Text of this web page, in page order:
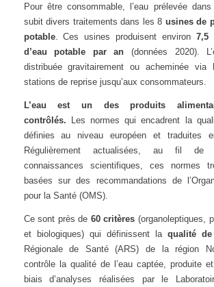
Pour être consommable, l’eau prélevée
subit divers traitements dans les 8 usines de
potable. Ces usines produisent environ 7,5
d’eau potable par an (données 2020).
distribuée gravitairement ou acheminée via
stations de reprise jusqu’aux consommateurs.
L’eau est un des produits
contrôlés. Les normes qui encadrent la
définies au niveau européen et traduites
Régulièrement actualisées, au fil de
connaissances scientifiques, ces normes
basées sur des recommandations de
pour la Santé (OMS).
Ce sont près de 60 critères (organoleptiques,
et biologiques) qui définissent laqualité de
Régionale de Santé (ARS) de la région
contrôle la qualité de l’eau captée, produite
biais d’analyses réalisées par le